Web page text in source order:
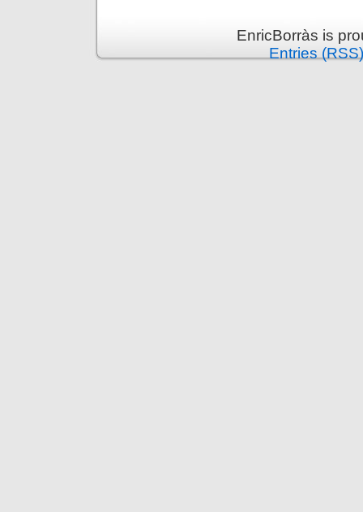
EnricBorràs is
Entries (RSS)